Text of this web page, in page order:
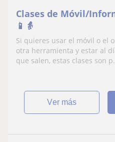
Clases de Móvil/
📱👵
Si quieres usar el móvil o el
otra herramienta y estar al
que salen, estas clases son
ver más